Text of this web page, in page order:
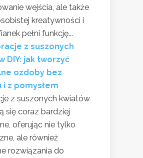
wejścia, ale także
kreatywności i
pełni funkcję...
z suszonych
DIY: jak tworzyć
ozdoby bez
i z pomysłem
z suszonych kwiatów
się coraz bardziej
oferując nie tylko
ale również
rozwiązania do